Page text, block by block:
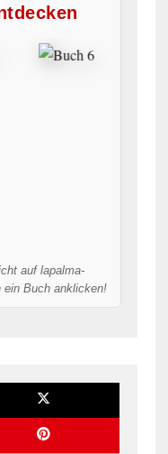
auf lapalma-
ein Buch anklicken!